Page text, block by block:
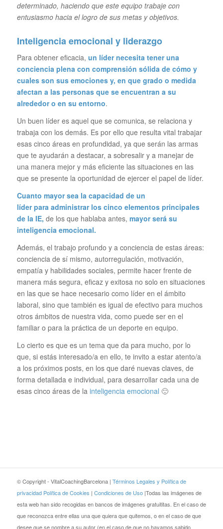
determinado, haciendo que este equipo trabaje con
entusiasmo hacia el logro de sus metas y objetivos.
Inteligencia emocional y liderazgo
Para obtener eficacia, un líder necesita tener una
conciencia plena con comprensión sólida de cómo y
cuales son sus emociones y, en que grado o medida
afectan a las personas que se encuentran a su
alrededor o en su entorno.
Un buen líder es aquel que se comunica, se relaciona y
trabaja con los demás. Es por ello que resulta vital trabajar
esas cinco áreas en profundidad, ya que serán las armas
que te ayudarán a destacar, a sobresalir y a manejar de
una manera mejor y más eficiente las situaciones en las
que se presente la oportunidad de ejercer el papel de líder.
Cuanto mayor sea la capacidad de un
líder para administrar los cinco elementos principales
de la IE, de los que hablaba antes, mayor será su
inteligencia emocional.
Además, el trabajo profundo y a conciencia de estas áreas:
conciencia de sí mismo, autorregulación, motivación,
empatía y habilidades sociales, permite hacer frente de
manera más segura, eficaz y exitosa no solo en situaciones
en las que se hace necesario como líder en el ámbito
laboral, sino que también es igual de efectivo para muchos
otros ámbitos de nuestra vida, como puede ser en el
familiar o para la práctica de un deporte en equipo.
Lo cierto es que es un tema que da para mucho, por lo
que, si estás interesado/a en ello, te invito a estar atento/a
a los próximos posts, en los que daré nuevas claves, de
forma detallada e individual, para desarrollar cada una de
esas cinco áreas de la inteligencia emocional 🙂
© Copyright - VitalCoachingBarcelona | Términos Legales y Política de
privacidad Política de Cookies | Condiciones de Uso |Todas las imágenes de
esta web han sido recogidas en bancos de imágenes gratuititas. En el caso de
que reconozca entre ellas una que quiera que quitemos, o en el caso de que
desee que se nombre a su autor (en el caso de que no hayamos sabido